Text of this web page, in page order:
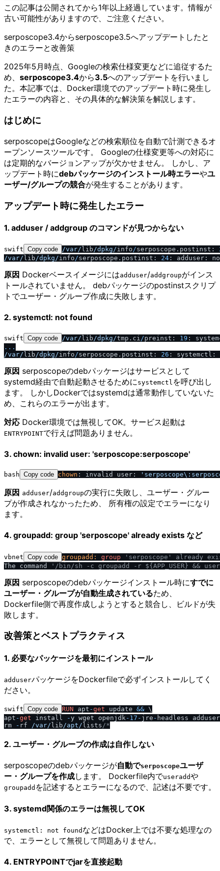
この記事は公開されてから1年以上経過しています。情報が
古い可能性がありますので、ご注意ください。
serposcope3.4からserposcope3.5へアップデートしたと
きのエラーと改善策
2025年5月時点、Googleの検索仕様変更などに追従するた
め、 serposcope3.4から3.5へのアップデートを行いまし
た。本記事では、Docker環境でのアップデート時に発生し
たエラーの内容と、その具体的な解決策を解説します。
はじめに
serposcopeはGoogleなどの検索順位を自動で計測できるオ
ープンソースツールです。 Googleの仕様変更等への対応に
は定期的なバージョンアップが欠かせません。 しかし、ア
ップデート時にdebパッケージのインストール時エラーやユ
ーザー/グループの競合が発生することがあります。
アップデート時に発生したエラー
1. adduser / addgroup のコマンドが見つからない
swift Copy code /var/ lib/dpkg/info/serposcope.postinst:
/var/ lib/dpkg/info/serposcope.postinst: 24
原因 Dockerベースイメージにはadduser/addgroupがインス
トールされていません。 debパッケージのpostinstスクリプ
トでユーザー・グループ作成に失敗します。
2. systemctl: not found
swift Copy code /var/lib /dpkg /tmp.ci /preinst: 19
...
/var/lib /dpkg /info /serposcope.postinst: 26
原因 serposcopeのdebパッケージはサービスとして
systemd経由で自動起動させるために systemctl を呼び出し
ます。 しかしDockerではsystemdは通常動作していないた
め、これらのエラーが出ます。
対応 Docker環境では無視してOK。サービス起動は
ENTRYPOINTで行えば問題ありません。
3. chown: invalid user: 'serposcope:serposcope'
bash Copy code chown : invalid user:
原因 adduser/addgroupの実行に失敗し、ユーザー・グルー
プが作成されなかったため、 所有権の設定でエラーになり
ます。
4. groupadd: group 'serposcope' already exists など
vbnet Copy code groupadd: group
'serposcope' already
The command
' / bin /sh -c groupadd -r ${APP_USER} &&
原因 serposcopeのdebパッケージインストール時にすでに
ユーザー・グループが自動生成されているため、
Dockerfile側で再度作成しようとすると競合し、ビルドが失
敗します。
改善策とベストプラクティス
1. 必要なパッケージを最初にインストール
adduserパッケージをDockerfileで必ずインストールしてく
ださい。
swift Copy code RUN apt -get update && \
apt -get install -y wget openjdk - 17 - jre - headless
rm
- rf /var/ lib /apt / lists /
2. ユーザー・グループの作成は自作しない
serposcopeのdebパッケージが自動でserposcopeユーザ
ー・グループを作成します。 Dockerfile内でuseraddや
groupadd を記述するとエラーになるので、記述は不要です。
3. systemd関係のエラーは無視してOK
systemctl: not found などはDocker上では不要な処理なの
で、エラーとして無視して問題ありません。
4. ENTRYPOINTでjarを直接起動